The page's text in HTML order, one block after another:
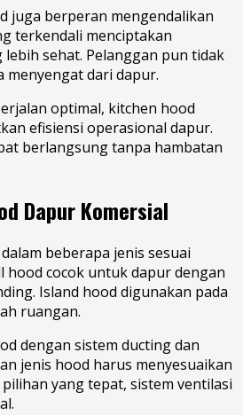
juga berperan mengendalikan
terkendali menciptakan
sehat. Pelanggan pun tidak
dari dapur.
optimal, kitchen hood
efisiensi operasional dapur.
berlangsung tanpa hambatan
Dapur Komersial
beberapa jenis sesuai
hood cocok untuk dapur dengan
Island hood digunakan pada
ruangan.
dengan sistem ducting dan
jenis hood harus menyesuaikan
yang tepat, sistem ventilasi